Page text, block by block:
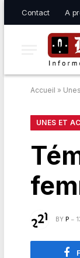
Contact A
Accueil »
UNES ET
BY P